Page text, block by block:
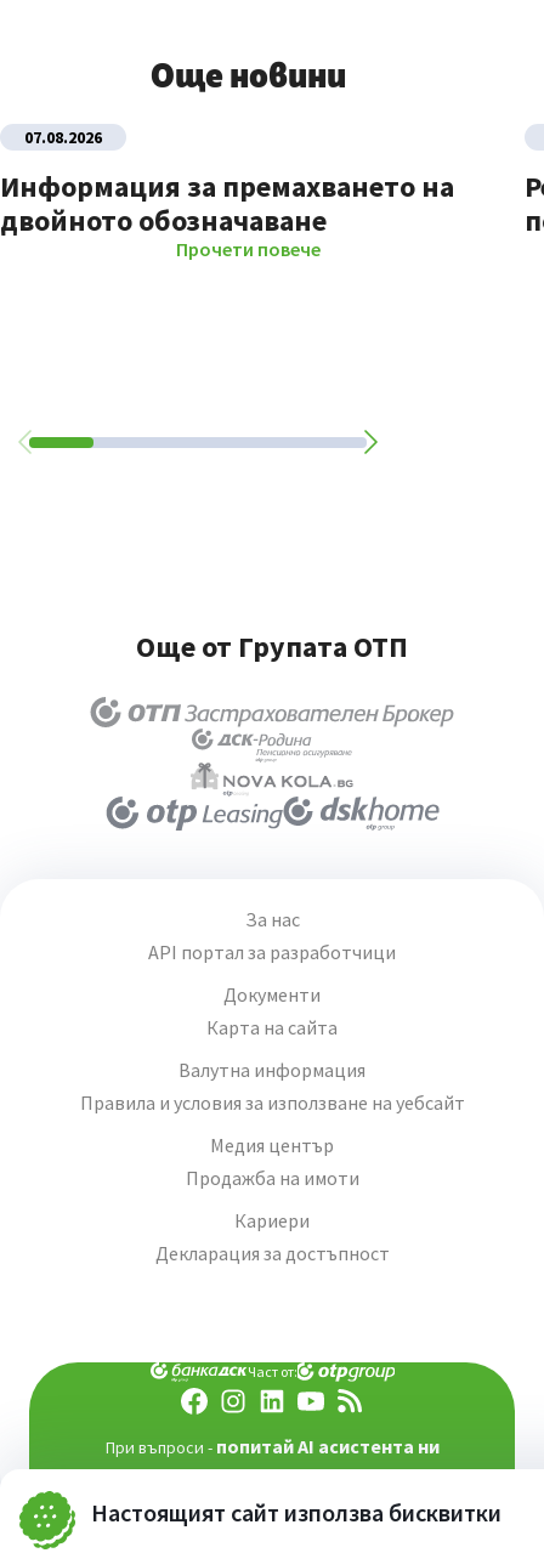
Настоящият сайт използва бисквитки
Още новини
07.08.2026
Информация за премахването на
двойното обозначаване
Прочети повече
Още от Групата ОТП
За нас
API портал за разработчици
Документи
Карта на сайта
Валутна информация
Правила и условия за използване на уебсайт
Медия център
Продажба на имоти
Кариери
Декларация за достъпност
Част от:
При въпроси - попитай AI асистента ни
Сайт от: